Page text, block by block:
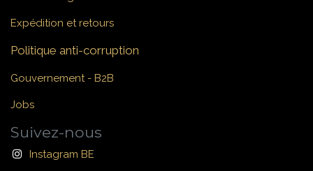
Expédition et retours
Politique anti-corruption
Gouvernement - B2B
Jobs
Suivez-nous
Instagram BE